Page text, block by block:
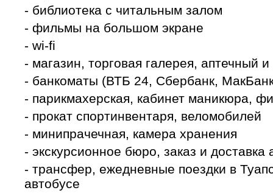
- библиотека с читальным залом
- фильмы на большом экране
- wi-fi
- магазин, торговая галерея, аптечный и
- банкоматы (ВТБ 24, Сбербанк,
- парикмахерская, кабинет маникюра,
- прокат спортинвентаря, веломобилей
- минипрачечная, камера хранения
- экскурсионное бюро, заказ и доставка
- трансфер, ежедневные поездки в
автобусе